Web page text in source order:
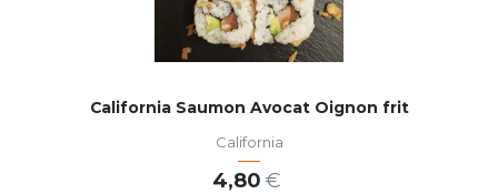
California Saumon Avocat Oignon frit
California
4,80 €